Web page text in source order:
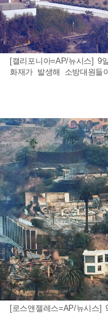
[캘리포니아=AP/뉴시스] 9
화재가 발생해 소방대원들
[로스앤젤레스=AP/뉴시스]